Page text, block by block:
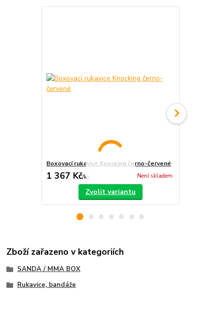
Boxovací rukavice Knocking černo-červené
1 367 Kč/ks Není skladem
Zvolit variantu
Zboží zařazeno v kategoriích
SANDA / MMA BOX
Rukavice, bandáže